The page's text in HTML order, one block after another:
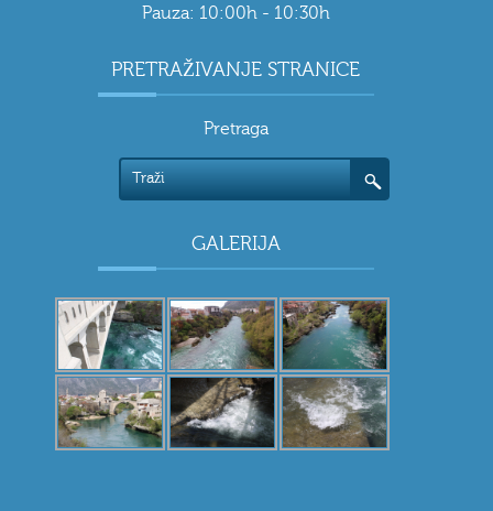
Pauza: 10:00h - 10:30h
PRETRAŽIVANJE STRANICE
Pretraga
GALERIJA